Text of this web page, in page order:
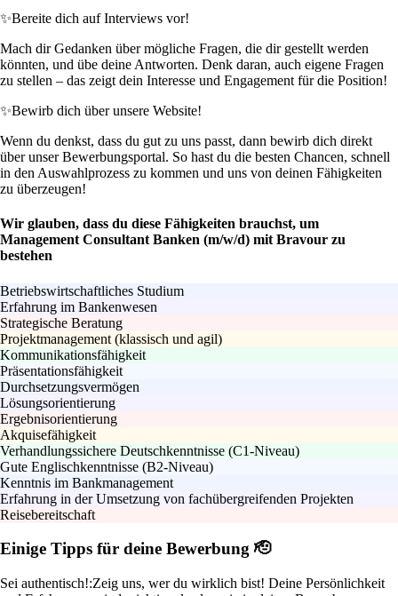
✨Bereite dich auf Interviews vor!
Mach dir Gedanken über mögliche Fragen, die dir gestellt werden
könnten, und übe deine Antworten. Denk daran, auch eigene Fragen
zu stellen – das zeigt dein Interesse und Engagement für die Position!
✨Bewirb dich über unsere Website!
Wenn du denkst, dass du gut zu uns passt, dann bewirb dich direkt
über unser Bewerbungsportal. So hast du die besten Chancen, schnell
in den Auswahlprozess zu kommen und uns von deinen Fähigkeiten
zu überzeugen!
Wir glauben, dass du diese Fähigkeiten brauchst, um
Management Consultant Banken (m/w/d) mit Bravour zu
bestehen
Betriebswirtschaftliches Studium
Erfahrung im Bankenwesen
Strategische Beratung
Projektmanagement (klassisch und agil)
Kommunikationsfähigkeit
Präsentationsfähigkeit
Durchsetzungsvermögen
Lösungsorientierung
Ergebnisorientierung
Akquisefähigkeit
Verhandlungssichere Deutschkenntnisse (C1-Niveau)
Gute Englischkenntnisse (B2-Niveau)
Kenntnis im Bankmanagement
Erfahrung in der Umsetzung von fachübergreifenden Projekten
Reisebereitschaft
Einige Tipps für deine Bewerbung 🫡
Sei authentisch!:Zeig uns, wer du wirklich bist! Deine Persönlichkeit